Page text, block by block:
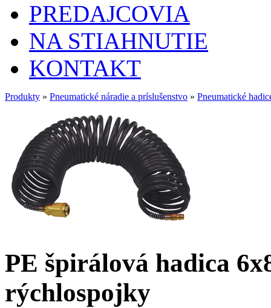
PREDAJCOVIA
NA STIAHNUTIE
KONTAKT
Produkty » Pneumatické náradie a príslušenstvo » Pneumatické
PE špirálová hadica
rýchlospojky